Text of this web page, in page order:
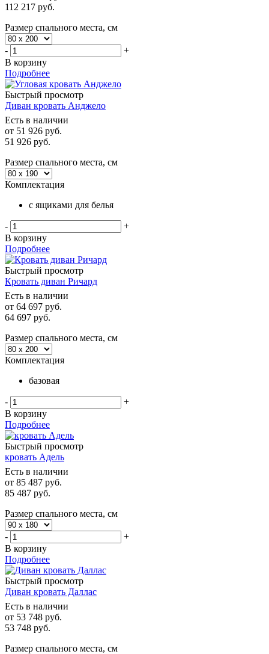
112 217 руб.
Размер спального места, см
-
+
В корзину
Подробнее
Быстрый просмотр
Диван кровать Анджело
Есть в наличии
от 51 926 руб.
51 926 руб.
Размер спального места, см
Комплектация
с ящиками для белья
-
+
В корзину
Подробнее
Быстрый просмотр
Кровать диван Ричард
Есть в наличии
от 64 697 руб.
64 697 руб.
Размер спального места, см
Комплектация
базовая
-
+
В корзину
Подробнее
Быстрый просмотр
кровать Адель
Есть в наличии
от 85 487 руб.
85 487 руб.
Размер спального места, см
-
+
В корзину
Подробнее
Быстрый просмотр
Диван кровать Даллас
Есть в наличии
от 53 748 руб.
53 748 руб.
Размер спального места, см